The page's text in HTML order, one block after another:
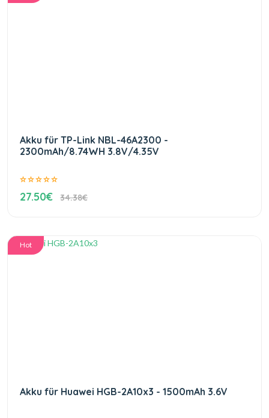
Akku für TP-Link NBL-46A2300 -
2300mAh/8.74WH 3.8V/4.35V
27.50€ 34.38€
Hot
Akku für Huawei HGB-2A10x3 - 1500mAh 3.6V